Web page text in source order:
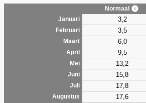
Normaal
Januari
3,2
Februari 3,5
Maart 6,0
April 9,5
Mei 13,2
Juni
15,8
Juli
17,8
Augustus
17,6